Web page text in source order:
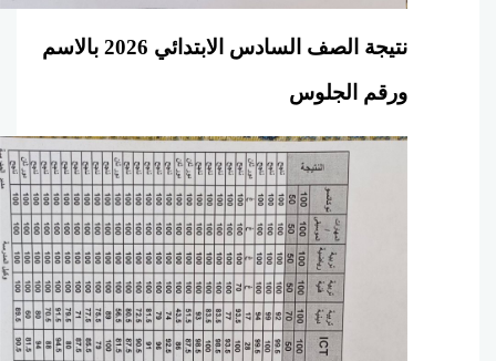
نتيجة الصف السادس الابتدائي 2026 بالاسم
ورقم الجلوس